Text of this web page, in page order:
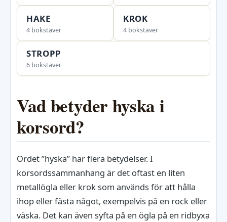
HAKE
4 bokstäver
KROK
4 bokstäver
STROPP
6 bokstäver
Vad betyder hyska i
korsord?
Ordet ”hyska” har flera betydelser. I
korsordssammanhang är det oftast en liten
metallögla eller krok som används för att hålla
ihop eller fästa något, exempelvis på en rock eller
väska. Det kan även syfta på en ögla på en ridbyxa